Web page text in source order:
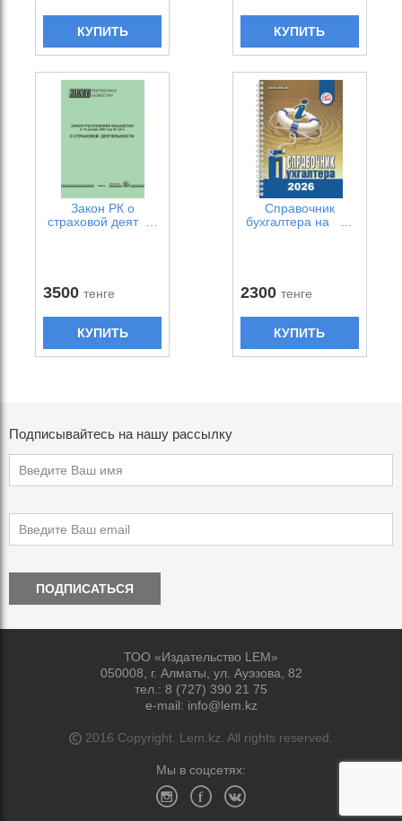
КУПИТЬ КУПИТЬ
Закон РК о
страховой деят …
3500тенге
КУПИТЬ
Справочник
бухгалтера на …
2300 тенге
КУПИТЬ
Подписывайтесь на нашу рассылку
ПОДПИСАТЬСЯ
ТОО «Издательство LEM»
050008, г. Алматы, ул. Ауэзова, 82
тел.: 8 (727) 390 21 75
e-mail: info@lem.kz
2016 Copyright. Lem.kz. All rights reserved.
Мы в соцсетях: